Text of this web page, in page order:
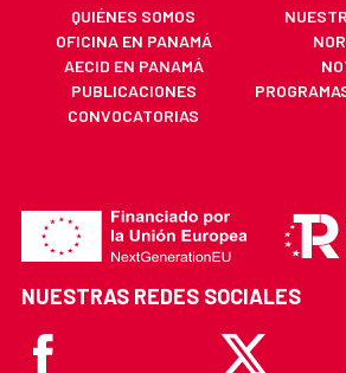
QUIÉNES SOMOS
OFICINA EN PANAMÁ
AECID EN PANAMÁ
PUBLICACIONES
CONVOCATORIAS
NUESTRAS REDES SOCIALES
Facebook
X